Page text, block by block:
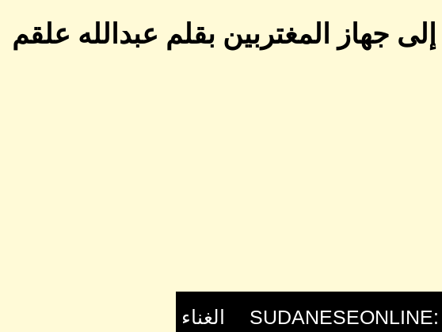
جهاز المغتربين بقلم عبدالله علقم